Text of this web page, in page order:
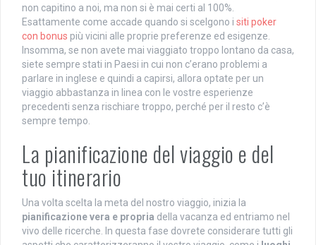
non capitino a noi, ma non si è mai certi al 100%.
Esattamente come accade quando si scelgono i siti poker
con bonus più vicini alle proprie preferenze ed esigenze.
Insomma, se non avete mai viaggiato troppo lontano da casa,
siete sempre stati in Paesi in cui non c’erano problemi a
parlare in inglese e quindi a capirsi, allora optate per un
viaggio abbastanza in linea con le vostre esperienze
precedenti senza rischiare troppo, perché per il resto c’è
sempre tempo.
La pianificazione del viaggio e del
tuo itinerario
Una volta scelta la meta del nostro viaggio, inizia la
pianificazione vera e propria della vacanza ed entriamo nel
vivo delle ricerche. In questa fase dovrete considerare tutti gli